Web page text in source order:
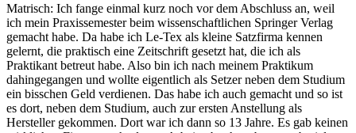
Matrisch: Ich fange einmal kurz noch vor dem Abschluss an, weil
ich mein Praxissemester beim wissenschaftlichen Springer Verlag
gemacht habe. Da habe ich Le-Tex als kleine Satzfirma kennen
gelernt, die praktisch eine Zeitschrift gesetzt hat, die ich als
Praktikant betreut habe. Also bin ich nach meinem Praktikum
dahingegangen und wollte eigentlich als Setzer neben dem Studium
ein bisschen Geld verdienen. Das habe ich auch gemacht und so ist
es dort, neben dem Studium, auch zur ersten Anstellung als
Hersteller gekommen. Dort war ich dann so 13 Jahre. Es gab keinen